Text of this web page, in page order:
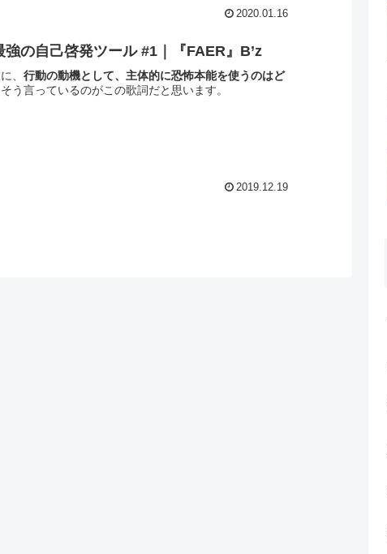
2020.01.16
強の自己啓発ツール #1｜『FAER』B’z
、行動の動機として、主体的に恐怖本能を使うのはど
そう言っているのがこの歌詞だと思います。
2019.12.19